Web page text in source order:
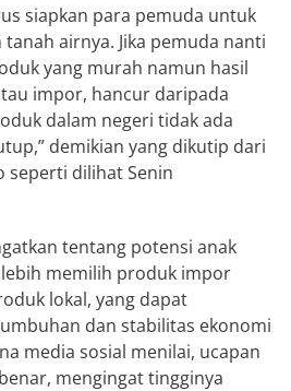
siapkan para pemuda untuk
airnya. Jika pemuda nanti
yang murah namun hasil
impor, hancur daripada
dalam negeri tidak ada
demikian yang dikutip dari
seperti dilihat Senin
tentang potensi anak
memilih produk impor
lokal, yang dapat
dan stabilitas ekonomi
media sosial menilai, ucapan
mengingat tingginya